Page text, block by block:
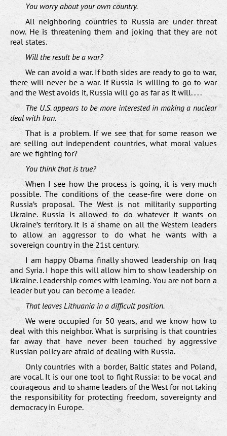
You worry about your own country.
All neighboring countries to Russia are under threat
now. He is threatening them and joking that they are not
real states.
Will the result be a war?
We can avoid a war. If both sides are ready to go to war,
there will never be a war. If Russia is willing to go to war
and the West avoids it, Russia will go as far as it will. . . .
The U.S. appears to be more interested in making a nuclear
deal with Iran.
That is a problem. If we see that for some reason we
are selling out independent countries, what moral values
are we fighting for?
You think that is true?
When I see how the process is going, it is very much
possible. The conditions of the cease-fire were done on
Russia’s proposal. The West is not militarily supporting
Ukraine. Russia is allowed to do whatever it wants on
Ukraine’s territory. It is a shame on all the Western leaders
to allow an aggressor to do what he wants with a
sovereign country in the 21st century.
I am happy Obama finally showed leadership on Iraq
and Syria. I hope this will allow him to show leadership on
Ukraine. Leadership comes with learning. You are not born a
leader but you can become a leader.
That leaves Lithuania in a difficult position.
We were occupied for 50 years, and we know how to
deal with this neighbor. What is surprising is that countries
far away that have never been touched by aggressive
Russian policy are afraid of dealing with Russia.
Only countries with a border, Baltic states and Poland,
are vocal. It is our one tool to fight Russia: to be vocal and
courageous and to shame leaders of the West for not taking
the responsibility for protecting freedom, sovereignty and
democracy in Europe.